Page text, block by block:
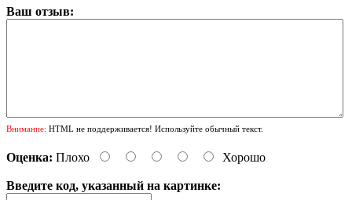
Ваш отзыв:
Внимание: HTML не поддерживается! Используйте обычный текст.
Оценка: Плохо Хорошо
Введите код, указанный на картинке: